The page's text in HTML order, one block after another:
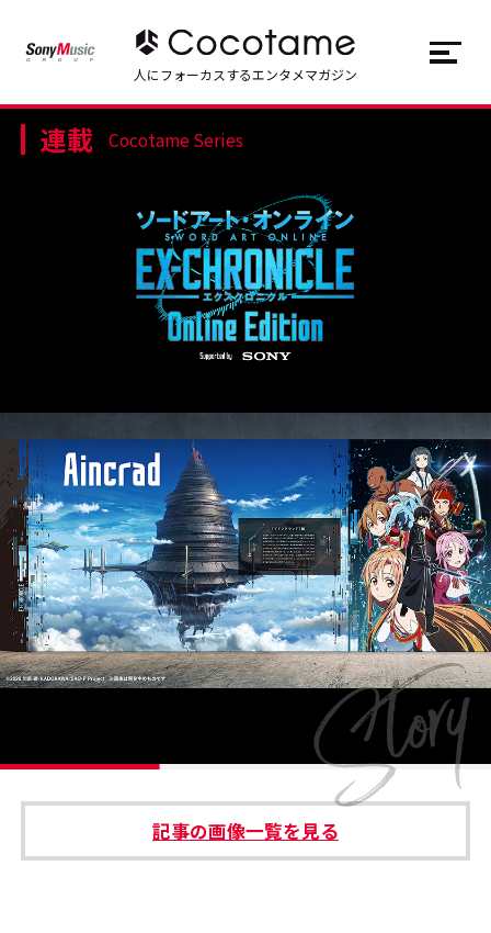
トップ Top
Articles
Series
Cocotameとは About
#エンタメ業界のちょっといい話
#サステナブルな取り組み #スタッフが語る
#リクルート
運営会社 プライバシーポリシー
本サイトご利用にあたって Cookie Settings
JP EN
人にフォーカスするエンタメマガジン
連載 Cocotame Series
記事の画像一覧を見る